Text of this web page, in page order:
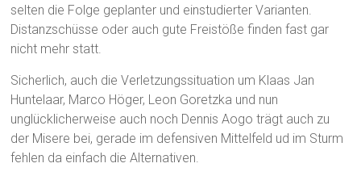
selten die Folge geplanter und einstudierter Varianten.
Distanzschüsse oder auch gute Freistöße finden fast gar
nicht mehr statt.
Sicherlich, auch die Verletzungssituation um Klaas Jan
Huntelaar, Marco Höger, Leon Goretzka und nun
unglücklicherweise auch noch Dennis Aogo trägt auch zu
der Misere bei, gerade im defensiven Mittelfeld ud im Sturm
fehlen da einfach die Alternativen.